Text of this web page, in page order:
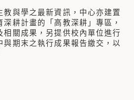
教與學之最新資訊，中心亦建置
耕計畫的「高教深耕」專區，
相關成果，另提供校內單位進行
與期末之執行成果報告繳交，以